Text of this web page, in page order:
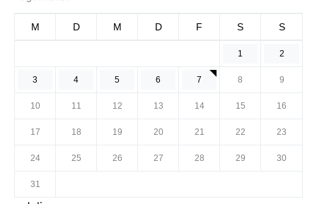
M D M D F S S
1 2
3 4 5 6 7 8 9
10 11 12 13 14 15 16
17 18 19 20 21 22 23
24 25 26 27 28 29 30
31